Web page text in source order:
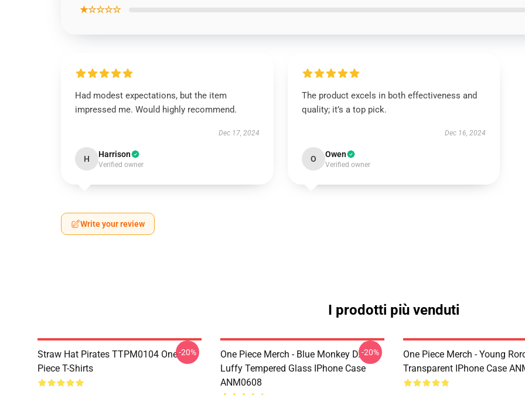
★☆☆☆☆
Had modest expectations, but the item
impressed me. Would highly recommend.
Dec 17, 2024
H Harrison
Verified owner
The product excels in both effectiveness and
quality; it’s a top pick.
Dec 16, 2024
O Owen
Verified owner
Write your review
I prodotti più venduti
Straw Hat Pirates TTPM0104 One
Piece T-Shirts
-20%
One Piece Merch - Blue Monkey D.
Luffy Tempered Glass IPhone Case
ANM0608
-20%
One Piece Merch - Young
Transparent IPhone Case